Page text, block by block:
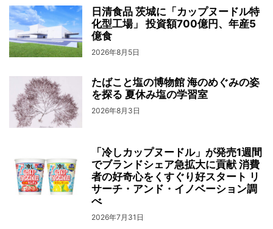
日清食品 茨城に「カップヌードル特
化型工場」 投資額700億円、年産5
億食
2026年8月5日
たばこと塩の博物館 海のめぐみの姿
を探る 夏休み塩の学習室
2026年8月3日
「冷しカップヌードル」が発売1週間
でブランドシェア急拡大に貢献 消費
者の好奇心をくすぐり好スタート リ
サーチ・アンド・イノベーション調
べ
2026年7月31日